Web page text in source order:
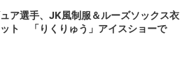
ア選手、JK風制服＆ルーズソックス衣
ト 「りくりゅう」アイスショーで